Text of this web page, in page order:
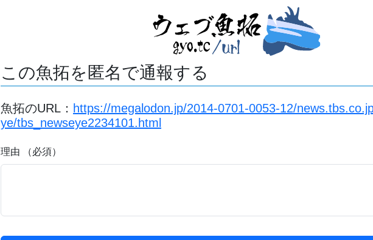
この魚拓を匿名で通報する
魚拓のURL： https://megalodon.jp/2014-0701-0053-12/
ye/tbs_newseye2234101.html
理由 （必須）